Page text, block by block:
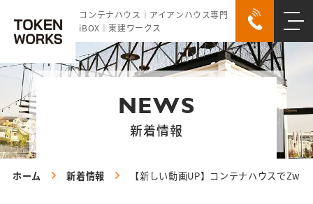
コンテナハウス｜アイアンハウス専門
iBOX｜東建ワークス
NEWS
新着情報
ホーム 新着情報 【新しい動画UP】コンテナハウスで